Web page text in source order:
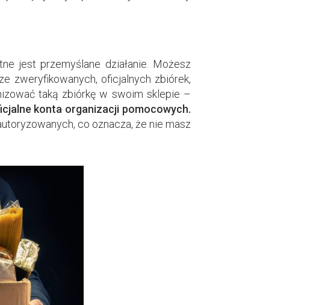
jest przemyślane działanie. Możesz
zweryfikowanych, oficjalnych zbiórek,
taką zbiórkę w swoim sklepie –
konta organizacji pomocowych.
co oznacza, że nie masz